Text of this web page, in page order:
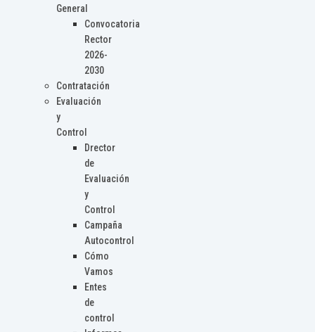
General
Convocatoria
Rector
2026-
2030
Contratación
Evaluación
y
Control
Drector
de
Evaluación
y
Control
Campaña
Autocontrol
Cómo
Vamos
Entes
de
control